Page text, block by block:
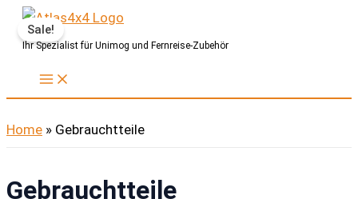
Zum
Inhalt
Ihr Spezialist für Unimog und Fernreise-Zubehör
Home » Gebrauchtteile
Gebrauchtteile
Sale!